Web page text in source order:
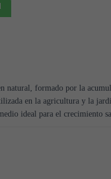
natural, formado por la
en la agricultura y la
ideal para el crecimiento